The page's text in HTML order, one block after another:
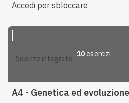
Accedi per sbloccare
scienze integrate
10 esercizi
A4 - Genetica ed evoluzione